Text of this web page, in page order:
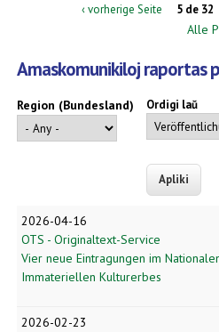
‹ vorherige Seite 5 de 32
Alle
Amaskomunikiloj raportas
Region (Bundesland) Ordigi laŭ
2026-04-16
OTS - Originaltext-Service
Vier neue Eintragungen im
Immateriellen Kulturerbes
2026-02-23